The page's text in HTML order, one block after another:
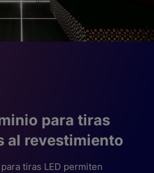
para tiras
al revestimiento
tiras LED permiten